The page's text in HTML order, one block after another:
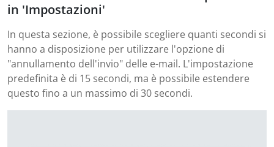
in 'Impostazioni'
In questa sezione, è possibile scegliere quanti secondi si
hanno a disposizione per utilizzare l'opzione di
"annullamento dell'invio" delle e-mail. L'impostazione
predefinita è di 15 secondi, ma è possibile estendere
questo fino a un massimo di 30 secondi.